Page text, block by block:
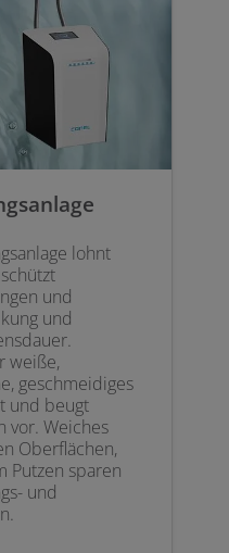
lohnt
und
und
weiße,
geschmeidiges
und beugt
vor. Weiches
Oberflächen,
Putzen sparen
und